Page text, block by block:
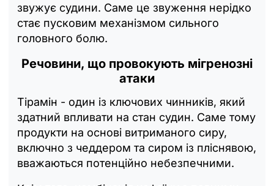
звужує судини. Саме це звуження нерідко
стає пусковим механізмом сильного
головного болю.
Речовини, що провокують мігренозні
атаки
Тірамін - один із ключових чинників, який
здатний впливати на стан судин. Саме тому
продукти на основі витриманого сиру,
включно з чеддером та сиром із пліснявою,
вважаються потенційно небезпечними.